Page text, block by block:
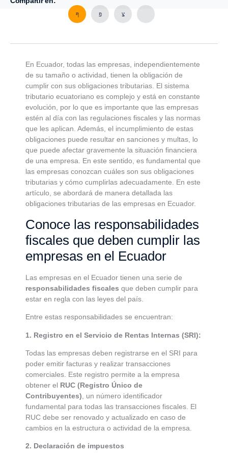
En Ecuador, todas las empresas, independientemente
de su tamaño o actividad, tienen la obligación de
cumplir con sus obligaciones tributarias. El sistema
tributario ecuatoriano es complejo y está en constante
evolución, por lo que es importante que las empresas
estén al día con las regulaciones fiscales y las normas
que les aplican. Además, el incumplimiento de estas
obligaciones puede resultar en sanciones y multas, lo
que puede afectar gravemente la situación financiera
de una empresa. En este sentido, es fundamental que
las empresas conozcan cuáles son sus obligaciones
tributarias y cómo cumplirlas adecuadamente. En este
artículo, se abordará de manera detallada las
obligaciones tributarias de las empresas en Ecuador.
Conoce las responsabilidades
fiscales que deben cumplir las
empresas en el Ecuador
Las empresas en el Ecuador tienen una serie de
responsabilidades fiscales que deben cumplir para
estar en regla con las leyes del país.
Entre estas responsabilidades se encuentran:
1. Registro en el Servicio de Rentas Internas (SRI):
Todas las empresas deben registrarse en el SRI para
poder emitir facturas y realizar transacciones
comerciales. Este registro permite a la empresa
obtener el RUC (Registro Único de
Contribuyentes) , un número identificador
fundamental para todas las transacciones fiscales. El
RUC debe ser renovado y actualizado en caso de
cambios en la estructura o actividad de la empresa.
2. Declaración de impuestos